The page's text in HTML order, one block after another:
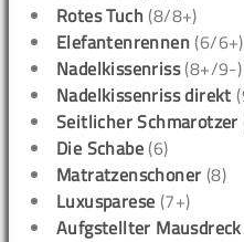
Rotes Tuch (8/8+)
Elefantenrennen (6/6+)
Nadelkissenriss(8+/9-)
Nadelkissenriss direkt
Seitlicher Schmarotzer
Die Schabe (6)
Matratzenschoner (8)
Luxusparese (7+)
Aufgstellter Mausdreck